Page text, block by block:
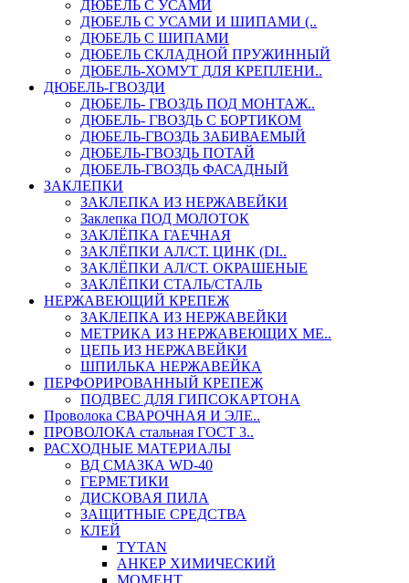
ДЮБЕЛЬ С УСАМИ
ДЮБЕЛЬ С УСАМИ И ШИПАМИ (..
ДЮБЕЛЬ С ШИПАМИ
ДЮБЕЛЬ СКЛАДНОЙ ПРУЖИННЫЙ
ДЮБЕЛЬ-ХОМУТ ДЛЯ КРЕПЛЕНИ..
ДЮБЕЛЬ-ГВОЗДИ
ДЮБЕЛЬ- ГВОЗДЬ ПОД МОНТАЖ..
ДЮБЕЛЬ- ГВОЗДЬ С БОРТИКОМ
ДЮБЕЛЬ-ГВОЗДЬ ЗАБИВАЕМЫЙ
ДЮБЕЛЬ-ГВОЗДЬ ПОТАЙ
ДЮБЕЛЬ-ГВОЗДЬ ФАСАДНЫЙ
ЗАКЛЕПКИ
ЗАКЛЕПКА ИЗ НЕРЖАВЕЙКИ
Заклепка ПОД МОЛОТОК
ЗАКЛЁПКА ГАЕЧНАЯ
ЗАКЛЁПКИ АЛ/СТ. ЦИНК (DI..
ЗАКЛЁПКИ АЛ/СТ. ОКРАШЕНЫЕ
ЗАКЛЁПКИ СТАЛЬ/СТАЛЬ
НЕРЖАВЕЮЩИЙ КРЕПЕЖ
ЗАКЛЕПКА ИЗ НЕРЖАВЕЙКИ
МЕТРИКА ИЗ НЕРЖАВЕЮЩИХ МЕ..
ЦЕПЬ ИЗ НЕРЖАВЕЙКИ
ШПИЛЬКА НЕРЖАВЕЙКА
ПЕРФОРИРОВАННЫЙ КРЕПЕЖ
ПОДВЕС ДЛЯ ГИПСОКАРТОНА
Проволока СВАРОЧНАЯ И ЭЛЕ..
ПРОВОЛОКА стальная ГОСТ 3..
РАСХОДНЫЕ МАТЕРИАЛЫ
ВД СМАЗКА WD-40
ГЕРМЕТИКИ
ДИСКОВАЯ ПИЛА
ЗАЩИТНЫЕ СРЕДСТВА
КЛЕЙ
TYTAN
АНКЕР ХИМИЧЕСКИЙ
МОМЕНТ